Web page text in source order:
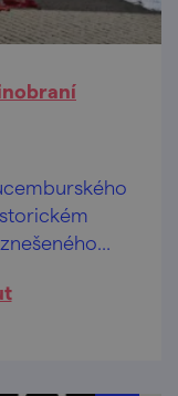
burčák a